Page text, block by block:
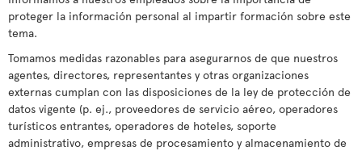
proteger la información personal al impartir formación sobre este
tema.
Tomamos medidas razonables para asegurarnos de que nuestros
agentes, directores, representantes y otras organizaciones
externas cumplan con las disposiciones de la ley de protección de
datos vigente (p. ej., proveedores de servicio aéreo, operadores
turísticos entrantes, operadores de hoteles, soporte
administrativo, empresas de procesamiento y almacenamiento de